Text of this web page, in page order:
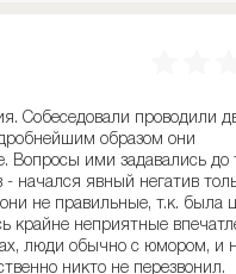
Собеседовали проводили
образом они
Вопросы ими задавались до
начался явный негатив
не правильные, т.к. была
крайне неприятные
люди обычно с юмором, и
никто не перезвонил.